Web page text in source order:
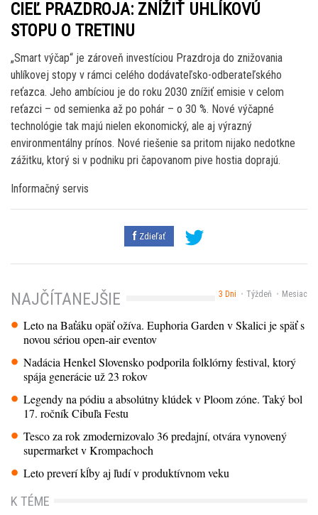
CIEĽ PRAZDROJA: ZNÍŽIŤ UHLÍKOVÚ
STOPU O TRETINU
„Smart výčap“ je zároveň investíciou Prazdroja do znižovania
uhlíkovej stopy v rámci celého dodávateľsko-odberateľského
reťazca. Jeho ambíciou je do roku 2030 znížiť emisie v celom
reťazci – od semienka až po pohár – o 30 %. Nové výčapné
technológie tak majú nielen ekonomický, ale aj výrazný
environmentálny prínos. Nové riešenie sa pritom nijako nedotkne
zážitku, ktorý si v podniku pri čapovanom pive hostia doprajú.
Informačný servis
Zdieľať
3 Dni Týždeň Mesiac
NAJČÍTANEJŠIE
Leto na Baťáku opäť ožíva. Euphoria Garden v Skalici je späť s
novou sériou open-air eventov
Nadácia Henkel Slovensko podporila folklórny festival, ktorý
spája generácie už 23 rokov
Legendy na pódiu a absolútny klúdek v Ploom zóne. Taký bol
17. ročník Cibuľa Festu
Tesco za rok zmodernizovalo 36 predajní, otvára vynovený
supermarket v Krompachoch
Leto preverí kĺby aj ľudí v produktívnom veku
K TÉME